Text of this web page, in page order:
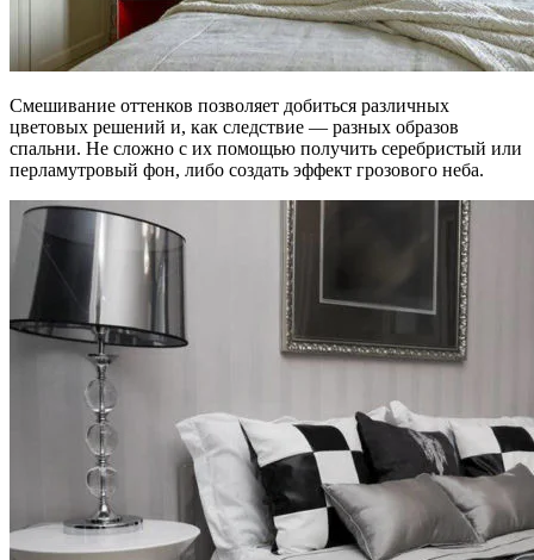
Смешивание оттенков позволяет добиться различных
цветовых решений и, как следствие — разных образов
спальни. Не сложно с их помощью получить серебристый или
перламутровый фон, либо создать эффект грозового неба.